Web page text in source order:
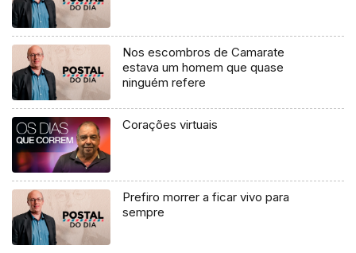
Nos escombros de Camarate
estava um homem que quase
ninguém refere
Corações virtuais
Prefiro morrer a ficar vivo para
sempre